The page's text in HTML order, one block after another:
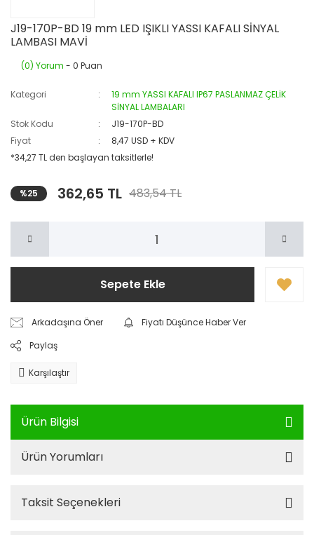
J19-170P-BD 19 mm LED IŞIKLI YASSI KAFALI SİNYAL
LAMBASI MAVİ
(0) Yorum - 0 Puan
Kategori
19 mm YASSI KAFALI IP67 PASLANMAZ ÇELİK
SİNYAL LAMBALARI
Stok Kodu
J19-170P-BD
Fiyat
8,47 USD + KDV
*34,27 TL den başlayan taksitlerle!
%25 362,65 TL 483,54 TL
Sepete Ekle
Arkadaşına Öner
Fiyatı Düşünce Haber Ver
Paylaş
Karşılaştır
Ürün Bilgisi
Ürün Yorumları
Taksit Seçenekleri